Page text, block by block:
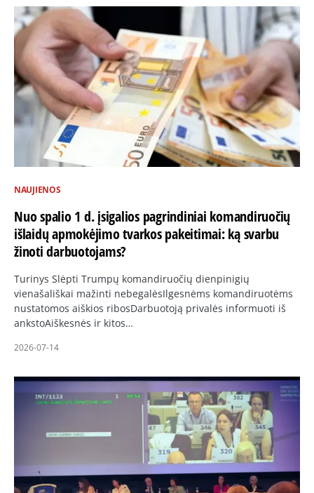
NAUJIENOS
Nuo spalio 1 d. įsigalios pagrindiniai komandiruočių
išlaidų apmokėjimo tvarkos pakeitimai: ką svarbu
žinoti darbuotojams?
Turinys Slėpti Trumpų komandiruočių dienpinigių
vienašališkai mažinti nebegalėsIlgesnėms komandiruotėms
nustatomos aiškios ribosDarbuotoją privalės informuoti iš
ankstoAiškesnės ir kitos…
2026-07-14